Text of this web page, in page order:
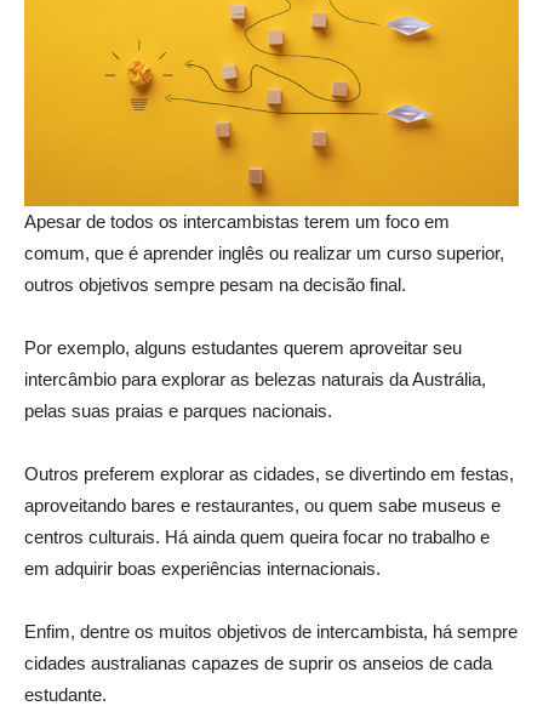
Apesar de todos os intercambistas terem um foco em
comum, que é aprender inglês ou realizar um curso superior,
outros objetivos sempre pesam na decisão final.
Por exemplo, alguns estudantes querem aproveitar seu
intercâmbio para explorar as belezas naturais da Austrália,
pelas suas praias e parques nacionais.
Outros preferem explorar as cidades, se divertindo em festas,
aproveitando bares e restaurantes, ou quem sabe museus e
centros culturais. Há ainda quem queira focar no trabalho e
em adquirir boas experiências internacionais.
Enfim, dentre os muitos objetivos de intercambista, há sempre
cidades australianas capazes de suprir os anseios de cada
estudante.